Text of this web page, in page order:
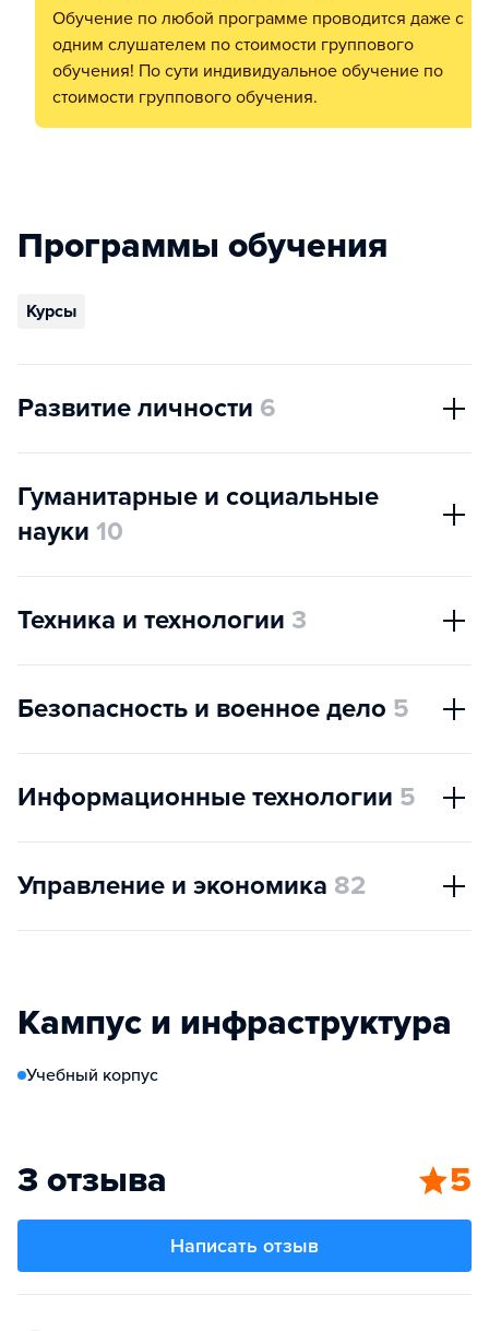
Обучение по любой программе проводится даже с
одним слушателем по стоимости группового
обучения! По сути индивидуальное обучение по
стоимости группового обучения.
Программы обучения
Курсы
Развитие личности 6
Гуманитарные и социальные
науки 10
Техника и технологии 3
Безопасность и военное дело 5
Информационные технологии 5
Управление и экономика 82
Кампус и инфраструктура
Учебный корпус
3 отзыва 5
Написать отзыв